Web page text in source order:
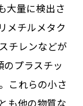
大量に検出さ
メチルメタク
チレンなどが
プラスチッ
これらの小さ